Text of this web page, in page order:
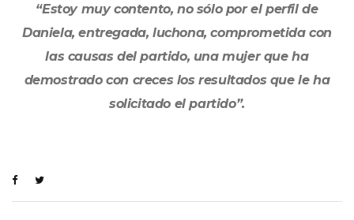
“Estoy muy contento, no sólo por el perfil de
Daniela, entregada, luchona, comprometida con
las causas del partido, una mujer que ha
demostrado con creces los resultados que le ha
solicitado el partido”.